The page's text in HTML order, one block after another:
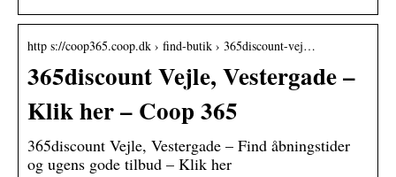
http s://coop365.coop.dk › find-butik › 365discount-vej…
365discount Vejle, Vestergade –
Klik her – Coop 365
365discount Vejle, Vestergade – Find åbningstider
og ugens gode tilbud – Klik her